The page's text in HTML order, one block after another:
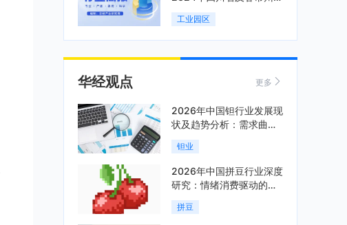
业园区全景洞析报告
工业园区
华经观点 更多
2026年中国钽行业发展现
状及趋势分析：需求曲线
陡峭与供给曲线平缓的博
弈加剧「图」
钽业
2026年中国拼豆行业深度
研究：情绪消费驱动的新
兴手工赛道「图」
拼豆